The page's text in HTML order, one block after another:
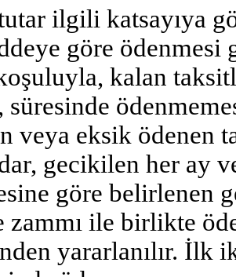
ilgili katsayıya
göre
kalan
süresinde
veya eksik ödenen
gecikilen her ay
göre belirlenen
zammı ile birlikte
yararlanılır. İlk